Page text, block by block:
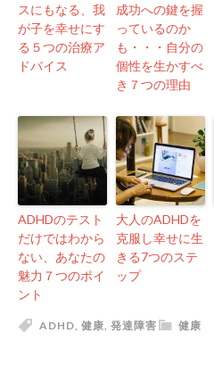
スにもなる、我
が子を幸せにす
る５つの治療ア
ドバイス
成功への鍵を握
っているのか
も・・・自分の
個性を生かすべ
き７つの理由
ADHDのテスト
だけではわから
ない、あなたの
魅力７つのポイ
ント
大人のADHDを
克服し幸せに生
きる7つのステ
ップ
健康
ADHD, 健康, 発達障害